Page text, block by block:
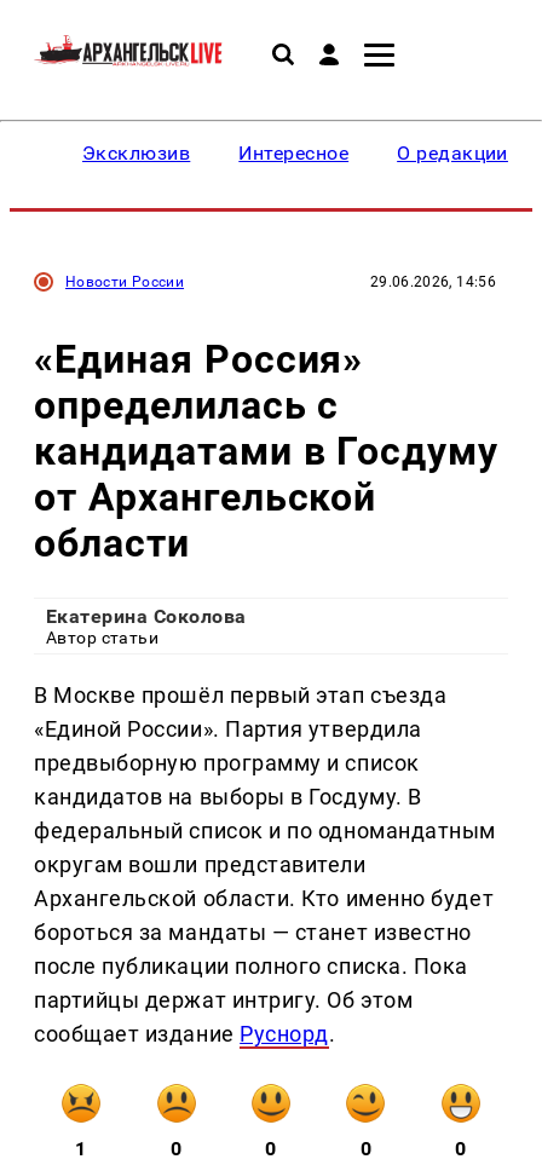
Эксклюзив Интересное О редакции
Новости России 29.06.2026, 14:56
«Единая Россия»
определилась с
кандидатами в Госдуму
от Архангельской
области
Екатерина Соколова
Автор статьи
В Москве прошёл первый этап съезда
«Единой России». Партия утвердила
предвыборную программу и список
кандидатов на выборы в Госдуму. В
федеральный список и по одномандатным
округам вошли представители
Архангельской области. Кто именно будет
бороться за мандаты — станет известно
после публикации полного списка. Пока
партийцы держат интригу. Об этом
сообщает издание Руснорд.
1 0 0 0 0